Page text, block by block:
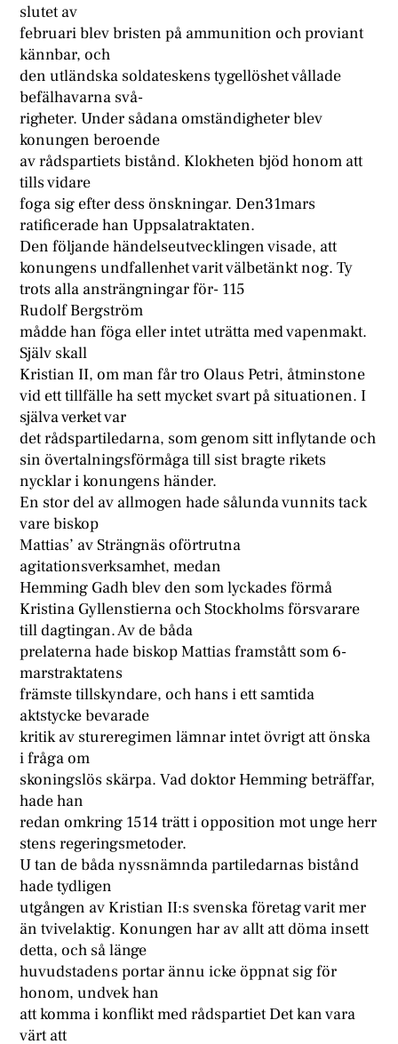
slutet av
februari blev bristen på ammunition och proviant
kännbar, och
den utländska soldateskens tygellöshet vållade
befälhavarna svå-
righeter. Under sådana omständigheter blev
konungen beroende
av rådspartiets bistånd. Klokheten bjöd honom att
tills vidare
foga sig efter dess önskningar. Den31mars
ratificerade han Uppsalatraktaten.
Den följande händelseutvecklingen visade, att
konungens undfallenhet varit välbetänkt nog. Ty
trots alla ansträngningar för- 115
Rudolf Bergström
mådde han föga eller intet uträtta med vapenmakt.
Själv skall
Kristian II, om man får tro Olaus Petri, åtminstone
vid ett tillfälle ha sett mycket svart på situationen. I
själva verket var
det rådspartiledarna, som genom sitt inflytande och
sin övertalningsförmåga till sist bragte rikets
nycklar i konungens händer.
En stor del av allmogen hade sålunda vunnits tack
vare biskop
Mattias’ av Strängnäs oförtrutna
agitationsverksamhet, medan
Hemming Gadh blev den som lyckades förmå
Kristina Gyllenstierna och Stockholms försvarare
till dagtingan. Av de båda
prelaterna hade biskop Mattias framstått som 6-
marstraktatens
främste tillskyndare, och hans i ett samtida
aktstycke bevarade
kritik av stureregimen lämnar intet övrigt att önska
i fråga om
skoningslös skärpa. Vad doktor Hemming beträffar,
hade han
redan omkring 1514 trätt i opposition mot unge herr
stens regeringsmetoder.
U tan de båda nyssnämnda partiledarnas bistånd
hade tydligen
utgången av Kristian II:s svenska företag varit mer
än tvivelaktig. Konungen har av allt att döma insett
detta, och så länge
huvudstadens portar ännu icke öppnat sig för
honom, undvek han
att komma i konflikt med rådspartiet Det kan vara
värt att